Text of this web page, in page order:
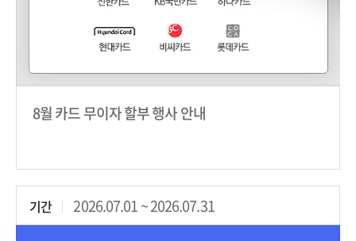
8월 카드 무이자 할부 행사 안내
기간 2026.07.01 ~ 2026.07.31